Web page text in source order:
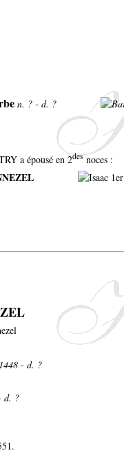
n. ? - d. ?
a épousé en 2desnoces :
- d. ?
d. ?